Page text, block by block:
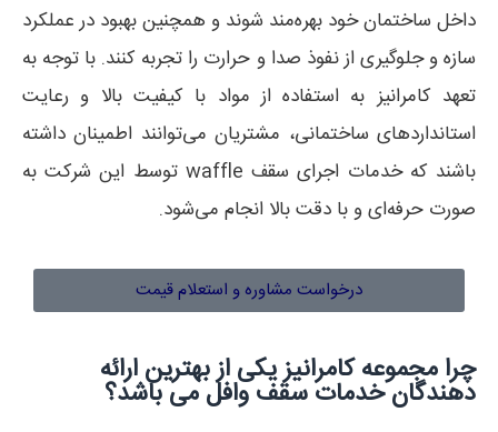
داخل ساختمان خود بهره‌مند شوند و همچنین بهبود در عملکرد
سازه و جلوگیری از نفوذ صدا و حرارت را تجربه کنند. با توجه به
تعهد کامرانیز به استفاده از مواد با کیفیت بالا و رعایت
استانداردهای ساختمانی، مشتریان می‌توانند اطمینان داشته
باشند که خدمات اجرای سقف waffle توسط این شرکت به
صورت حرفه‌ای و با دقت بالا انجام می‌شود.
درخواست مشاوره و استعلام قیمت
چرا مجموعه کامرانیز یکی از بهترین ارائه
دهندگان خدمات سقف وافل می باشد؟